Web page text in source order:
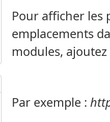
Pour afficher les
emplacements
modules, ajoutez
Par exemple :